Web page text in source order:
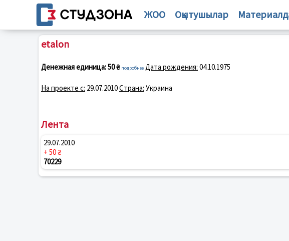
ЖОО Оқытушылар
etalon
Денежная единица:50 ₴ подробнее Дата рождения: 04.10.1975
На проекте с: 29.07.2010Страна: Украина
Лента
29.07.2010
+ 50 ₴
70229